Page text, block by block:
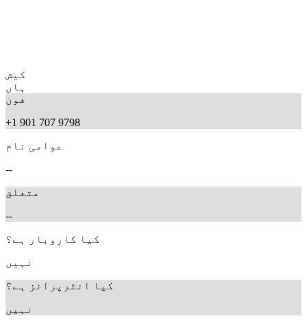
کیش
ہاں
فون
+1 901 707 9798
عوامی نام
--
متعلق
--
کیا کاروبار ہے؟
نہیں
کیا انٹرپرائز ہے؟
نہیں